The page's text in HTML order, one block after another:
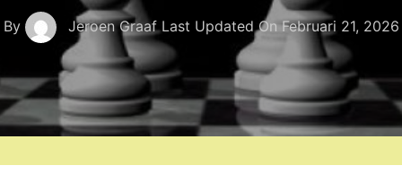
By Jeroen Graaf Last Updated OnFebruari 21, 2026